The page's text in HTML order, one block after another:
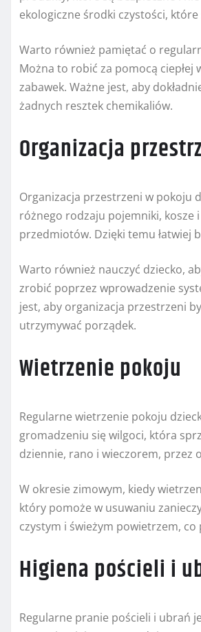
ekologiczne środki czystości,
Warto również pamiętać o
Można to robić za pomocą
zabawek. Ważne jest, aby
żadnych resztek chemikaliów.
Organizacja
Organizacja przestrzeni w pokoju
różnego rodzaju pojemniki, kosze
przedmiotów. Dzięki temu łatwiej
Warto również nauczyć dziecko,
zrobić poprzez wprowadzenie
jest, aby organizacja przestrzeni
utrzymywać porządek.
Wietrzenie pokoju
Regularne wietrzenie pokoju
gromadzeniu się wilgoci, która
dziennie, rano i wieczorem, przez
W okresie zimowym, kiedy
który pomoże w usuwaniu
czystym i świeżym powietrzem,
Higiena pościeli i
Regularne pranie pościeli i ubrań